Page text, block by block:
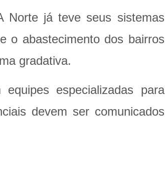
Norte já teve seus sistemas
o abastecimento dos bairros
gradativa.
especializadas para
devem ser comunicados